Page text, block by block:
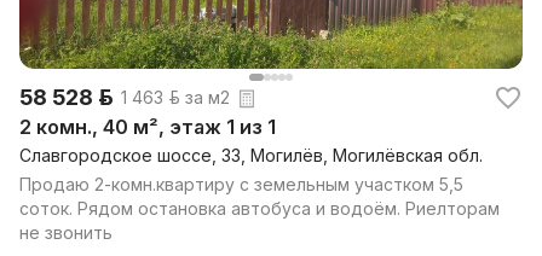
58 528 р. 1 463 р. за м2
2 комн., 40 м², этаж 1 из 1
Славгородское шоссе, 33, Могилёв, Могилёвская обл.
Продаю 2-комн.квартиру с земельным участком 5,5
соток. Рядом остановка автобуса и водоëм. Риелторам
не звонить